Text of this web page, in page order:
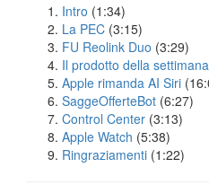
Intro (1:34)
La PEC (3:15)
FU Reolink Duo (3:29)
Il prodotto della settimana
Apple rimanda AI Siri
SaggeOfferteBot (6:27)
Control Center (3:13)
Apple Watch (5:38)
Ringraziamenti (1:22)